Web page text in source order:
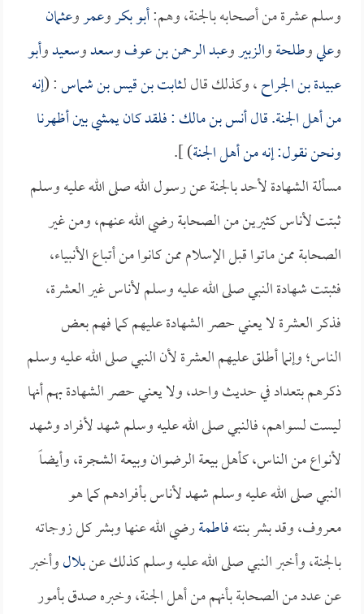
وسلم عشرة من أصحابه بالجنة، وهم:أبو بكروعمروعثمان
وعليوطلحةوالزبيروعبد الرحمن بن عوفوسعدوسعيدوأبو
عبيدة بن الجراح، وكذلك قال لـثابت بن قيس بن شماس: (إنه
من أهل الجنة. قالأنس بن مالك: فلقد كان يمشي بين أظهرنا
ونحن نقول: إنه من أهل الجنة) ].
مسألة الشهادة لأحد بالجنة عن رسول الله صلى الله عليه وسلم
ثبتت لأناس كثيرين من الصحابة رضي الله عنهم، ومن غير
الصحابة ممن ماتوا قبل الإسلام ممن كانوا من أتباع الأنبياء،
فثبتت شهادة النبي صلى الله عليه وسلم لأناس غير العشرة،
فذكر العشرة لا يعني حصر الشهادة عليهم كما فهم بعض
الناس؛ وإنما أطلق عليهم العشرة لأن النبي صلى الله عليه وسلم
ذكرهم بتعداد في حديث واحد، ولا يعني حصر الشهادة بهم أنها
ليست لسواهم، فالنبي صلى الله عليه وسلم شهد لأفراد وشهد
لأنواع من الناس، كأهل بيعة الرضوان وبيعة الشجرة، وأيضاً
النبي صلى الله عليه وسلم شهد لأناس بأفرادهم كما هو
معروف، وقد بشر بنتهفاطمةرضي الله عنها وبشر كل زوجاته
بالجنة، وأخبر النبي صلى الله عليه وسلم كذلك عنبلالوأخبر
عن عدد من الصحابة بأنهم من أهل الجنة، وخبره صدق بأمور